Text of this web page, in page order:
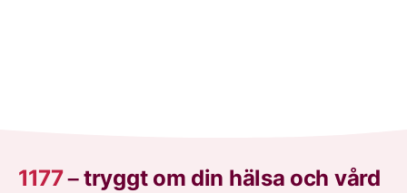
1177–tryggt om din hälsa och vård